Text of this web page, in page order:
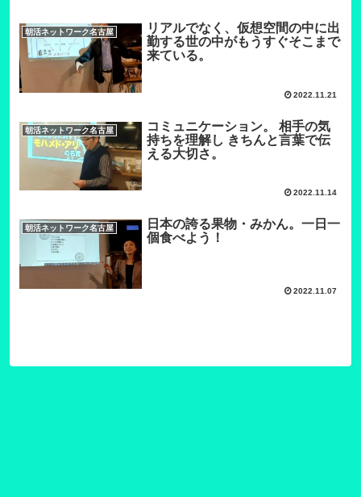
朝活ネットワーク名古屋
リアルでなく、仮想空間の中に出
勤する世の中がもうすぐそこまで
来ている。
2022.11.21
朝活ネットワーク名古屋
コミュニケーション。 相手の気
持ちを理解し きちんと言葉で伝
える大切さ。
2022.11.14
朝活ネットワーク名古屋
日本の誇る果物・みかん。一日一
個食べよう！
2022.11.07